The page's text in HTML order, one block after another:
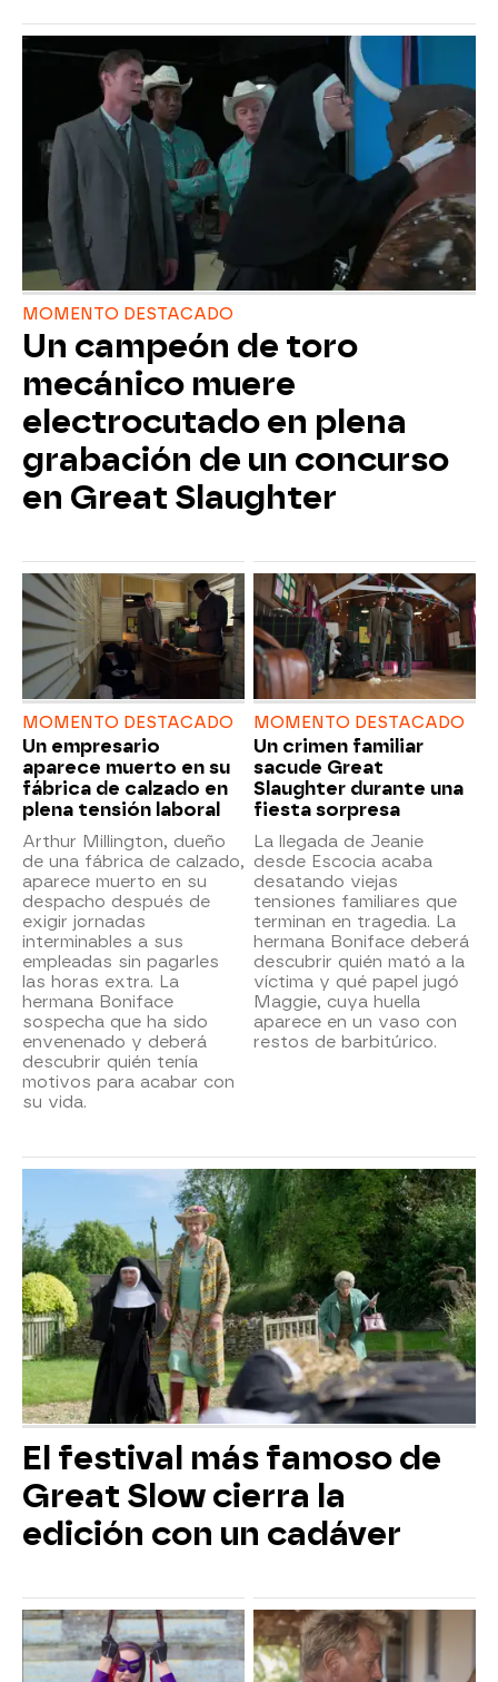
MOMENTO DESTACADO
Un campeón de toro
mecánico muere
electrocutado en plena
grabación de un concurso
en Great Slaughter
MOMENTO DESTACADO
Un empresario
aparece muerto en su
fábrica de calzado en
plena tensión laboral
Arthur Millington, dueño
de una fábrica de calzado,
aparece muerto en su
despacho después de
exigir jornadas
interminables a sus
empleadas sin pagarles
las horas extra. La
hermana Boniface
sospecha que ha sido
envenenado y deberá
descubrir quién tenía
motivos para acabar con
su vida.
MOMENTO DESTACADO
Un crimen familiar
sacude Great
Slaughter durante una
fiesta sorpresa
La llegada de Jeanie
desde Escocia acaba
desatando viejas
tensiones familiares que
terminan en tragedia. La
hermana Boniface deberá
descubrir quién mató a la
víctima y qué papel jugó
Maggie, cuya huella
aparece en un vaso con
restos de barbitúrico.
El festival más famoso de
Great Slow cierra la
edición con un cadáver